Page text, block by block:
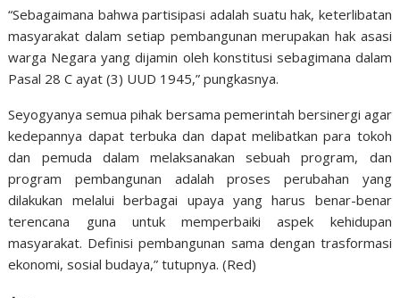
“Sebagaimana bahwa partisipasi adalah suatu hak, keterlibatan
masyarakat dalam setiap pembangunan merupakan hak asasi
warga Negara yang dijamin oleh konstitusi sebagimana dalam
Pasal 28 C ayat (3) UUD 1945,” pungkasnya.
Seyogyanya semua pihak bersama pemerintah bersinergi agar
kedepannya dapat terbuka dan dapat melibatkan para tokoh
dan pemuda dalam melaksanakan sebuah program, dan
program pembangunan adalah proses perubahan yang
dilakukan melalui berbagai upaya yang harus benar-benar
terencana guna untuk memperbaiki aspek kehidupan
masyarakat. Definisi pembangunan sama dengan trasformasi
ekonomi, sosial budaya,” tutupnya. (Red)